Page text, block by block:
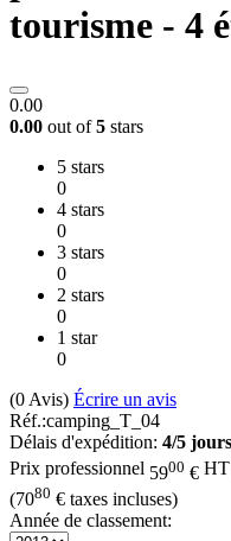
tourisme - 4
0.00
0.00 out of5 stars
5 stars
0
4 stars
0
3 stars
0
2 stars
0
1 star
0
(0 Avis) Écrire un avis
Réf.:camping_T_04
Délais d'expédition: 4/5 jours
Prix professionnel 5900 € HT
(7080 € taxes incluses)
Année de classement: